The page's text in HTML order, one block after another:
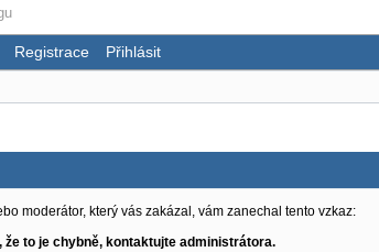
Registrace Přihlásit
moderátor, který vás zakázal, vám zanechal tento vzkaz:
to je chybně, kontaktujte administrátora.